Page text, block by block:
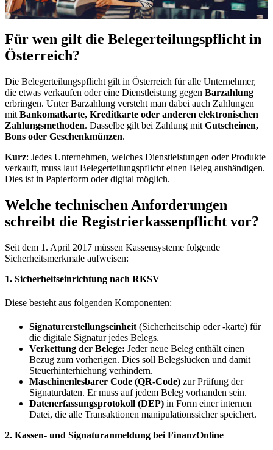
Für wen gilt die Belegerteilungspflicht in
Österreich?
Die Belegerteilungspflicht gilt in Österreich für alle Unternehmer,
die etwas verkaufen oder eine Dienstleistung gegen Barzahlung
erbringen. Unter Barzahlung versteht man dabei auch Zahlungen
mit Bankomatkarte, Kreditkarte oder anderen elektronischen
Zahlungsmethoden. Dasselbe gilt bei Zahlung mit Gutscheinen,
Bons oder Geschenkmünzen.
Kurz: Jedes Unternehmen, welches Dienstleistungen oder Produkte
verkauft, muss laut Belegerteilungspflicht einen Beleg aushändigen.
Dies ist in Papierform oder digital möglich.
Welche technischen Anforderungen
schreibt die Registrierkassenpflicht vor?
Seit dem 1. April 2017 müssen Kassensysteme folgende
Sicherheitsmerkmale aufweisen:
1. Sicherheitseinrichtung nach RKSV
Diese besteht aus folgenden Komponenten:
Signaturerstellungseinheit (Sicherheitschip oder -karte) für
die digitale Signatur jedes Belegs.
Verkettung der Belege: Jeder neue Beleg enthält einen
Bezug zum vorherigen. Dies soll Belegslücken und damit
Steuerhinterhiehung verhindern.
Maschinenlesbarer Code (QR-Code) zur Prüfung der
Signaturdaten. Er muss auf jedem Beleg vorhanden sein.
Datenerfassungsprotokoll (DEP) in Form einer internen
Datei, die alle Transaktionen manipulationssicher speichert.
2. Kassen- und Signaturanmeldung bei FinanzOnline